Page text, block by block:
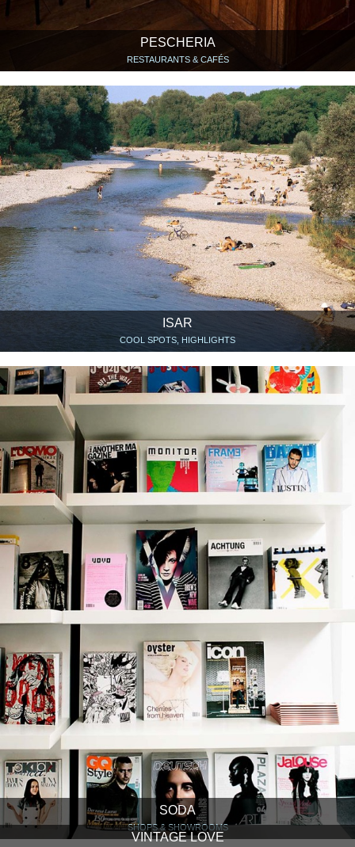
PESCHERIA
RESTAURANTS & CAFÉS
ISAR
COOL SPOTS, HIGHLIGHTS
SODA
SHOPS & SHOWROOMS
VINTAGE LOVE